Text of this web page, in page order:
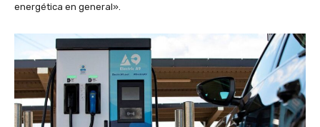
energética en general».